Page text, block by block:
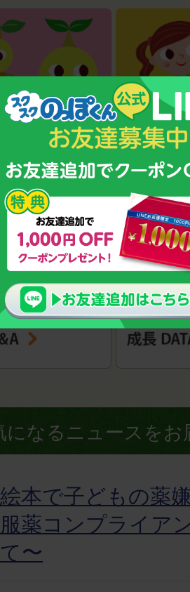
になるニュースをお
絵本で子どもの薬
服薬コンプライア
て〜